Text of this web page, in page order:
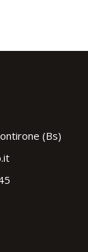
(Bs)